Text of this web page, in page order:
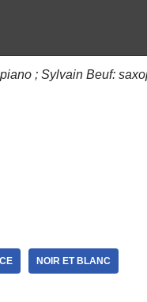
; Sylvain Beuf:
NOIR ET BLANC